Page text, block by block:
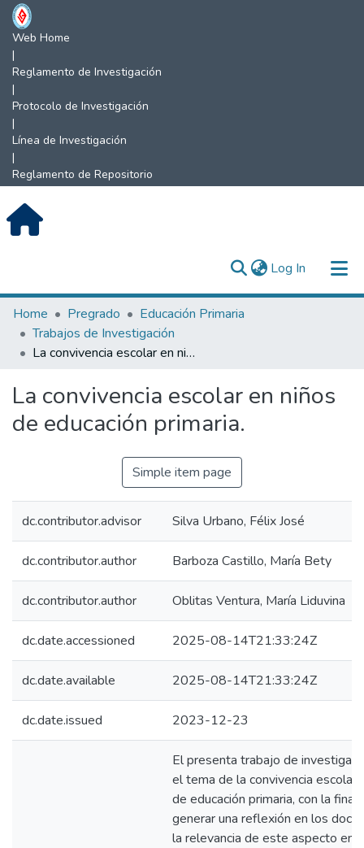
Web Home
|
Reglamento de Investigación
|
Protocolo de Investigación
|
Línea de Investigación
|
Reglamento de Repositorio
Log In (current)
Communities & Collections
All of DSpace
Home Pregrado
Educación Primaria
Trabajos de Investigación
La convivencia escolar en niños de educación primaria.
La convivencia escolar en niños
de educación primaria.
Simple item page
dc.contributor.advisor Silva Urbano, Félix José
dc.contributor.author Barboza Castillo, María Bety
dc.contributor.author Oblitas Ventura, María Liduvina
dc.date.accessioned 2025-08-14T21:33:24Z
dc.date.available 2025-08-14T21:33:24Z
dc.date.issued 2023-12-23
El presenta trabajo de
el tema de la convivencia escolar
de educación primaria, con la
generar una reflexión en los
la relevancia de este aspecto en